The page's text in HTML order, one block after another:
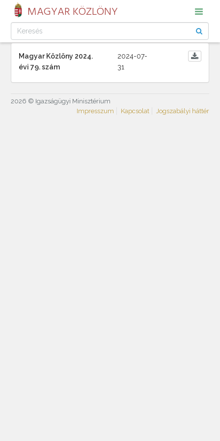
MAGYAR KÖZLÖNY
Magyar Közlöny 2024.
évi 79. szám
2024-07-
31
2026 © Igazságügyi Minisztérium
Impresszum
Kapcsolat Jogszabályi háttér